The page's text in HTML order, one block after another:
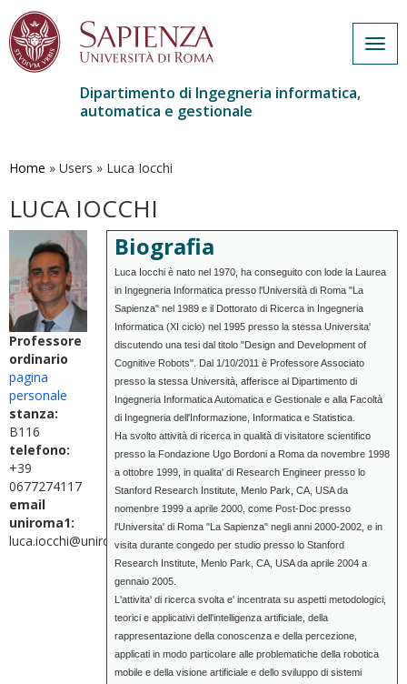
contenuto
Dipartimento di Ingegneria informatica,
automatica e gestionale
Home » Users » Luca Iocchi
LUCA IOCCHI
Professore
ordinario
pagina
personale
stanza:
B116
telefono:
+39
0677274117
email
uniroma1:
luca.iocchi@uniroma1.it
Biografia
Luca Iocchi è nato nel 1970, ha conseguito con lode la Laurea
in Ingegneria Informatica presso l'Università di Roma "La
Sapienza" nel 1989 e il Dottorato di Ricerca in Ingegneria
Informatica (XI ciclo) nel 1995 presso la stessa Universita'
discutendo una tesi dal titolo "Design and Development of
Cognitive Robots". Dal 1/10/2011 è Professore Associato
presso la stessa Università, afferisce al Dipartimento di
Ingegneria Informatica Automatica e Gestionale e alla Facoltà
di Ingegneria dell'Informazione, Informatica e Statistica.
Ha svolto attività di ricerca in qualità di visitatore scientifico
presso la Fondazione Ugo Bordoni a Roma da novembre 1998
a ottobre 1999, in qualita' di Research Engineer presso lo
Stanford Research Institute, Menlo Park, CA, USA da
nomenbre 1999 a aprile 2000, come Post-Doc presso
l'Universita' di Roma "La Sapienza" negli anni 2000-2002, e in
visita durante congedo per studio presso lo Stanford
Research Institute, Menlo Park, CA, USA da aprile 2004 a
gennaio 2005.
L'attivita' di ricerca svolta e' incentrata su aspetti metodologici,
teorici e applicativi dell'intelligenza artificiale, della
rappresentazione della conoscenza e della percezione,
applicati in modo particolare alle problematiche della robotica
mobile e della visione artificiale e dello sviluppo di sistemi